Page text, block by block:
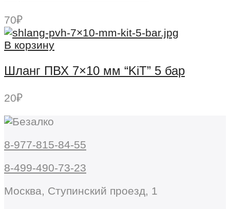
70₽
В корзину
Шланг ПВХ 7×10 мм “KiT” 5 бар
20₽
8-977-815-84-55
8-499-490-73-23
Москва, Ступинский проезд, 1